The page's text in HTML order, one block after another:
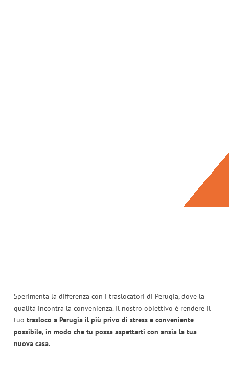
Sperimenta la differenza con i traslocatori di Perugia, dove la
qualità incontra la convenienza. Il nostro obiettivo è rendere il
tuo trasloco a Perugia il più privo di stress e conveniente
possibile, in modo che tu possa aspettarti con ansia la tua
nuova casa.